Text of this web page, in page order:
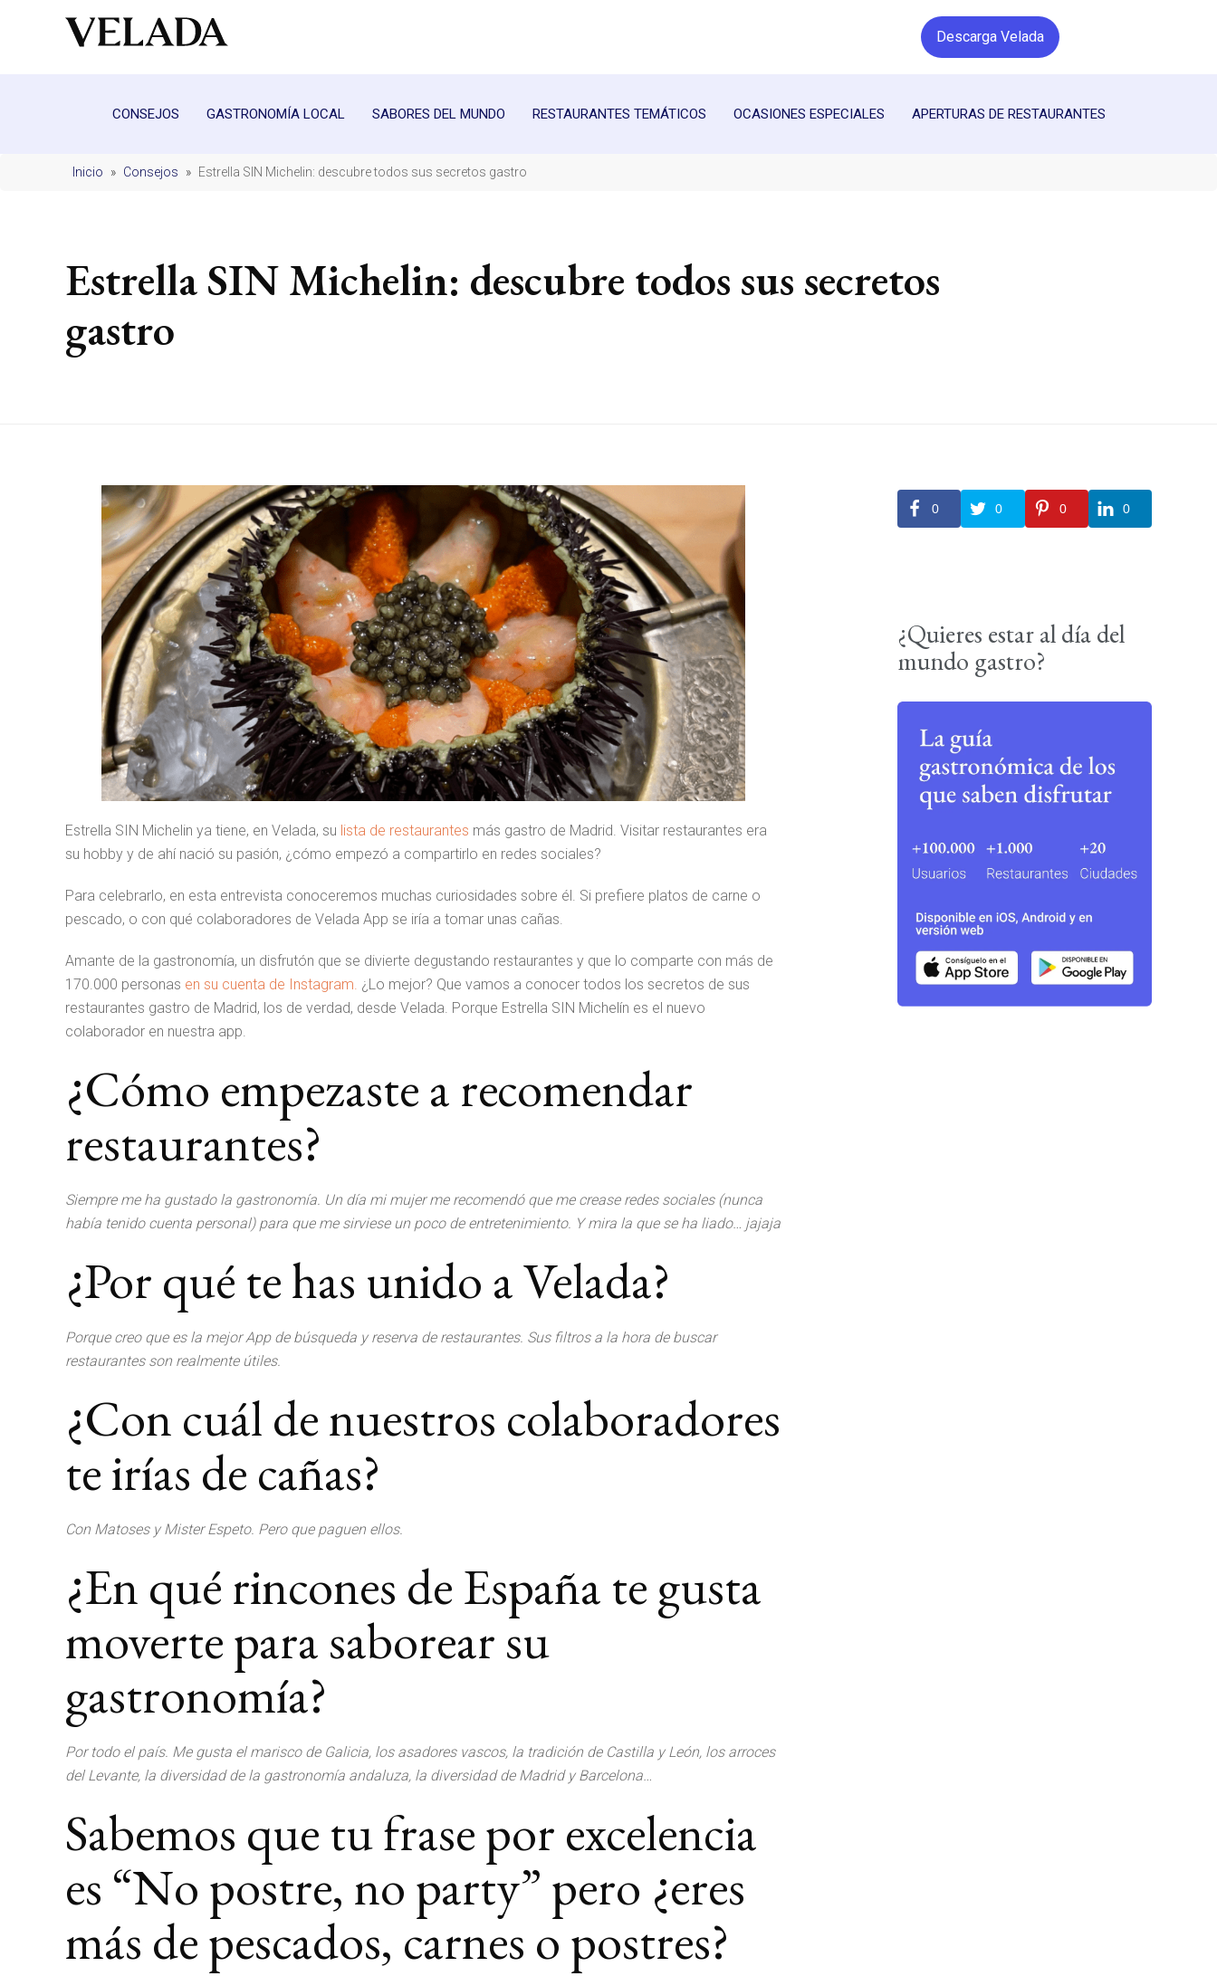
Descarga Velada
CONSEJOS GASTRONOMÍA LOCAL SABORES DEL MUNDO RESTAURANTES TEMÁTICOS OCASIONES ESPECIALES APERTURAS DE RESTAURANTES
Inicio » Consejos » Estrella SIN Michelin: descubre todos sus secretos gastro
Estrella SIN Michelin: descubre todos sus secretos
gastro
Estrella SIN Michelin ya tiene, en Velada, su lista de restaurantes más gastro de Madrid. Visitar restaurantes era
su hobby y de ahí nació su pasión, ¿cómo empezó a compartirlo en redes sociales?
Para celebrarlo, en esta entrevista conoceremos muchas curiosidades sobre él. Si prefiere platos de carne o
pescado, o con qué colaboradores de Velada App se iría a tomar unas cañas.
Amante de la gastronomía, un disfrutón que se divierte degustando restaurantes y que lo comparte con más de
170.000 personas en su cuenta de Instagram. ¿Lo mejor? Que vamos a conocer todos los secretos de sus
restaurantes gastro de Madrid, los de verdad, desde Velada. Porque Estrella SIN Michelín es el nuevo
colaborador en nuestra app.
¿Cómo empezaste a recomendar
restaurantes?
Siempre me ha gustado la gastronomía. Un día mi mujer me recomendó que me crease redes sociales (nunca
había tenido cuenta personal) para que me sirviese un poco de entretenimiento. Y mira la que se ha liado… jajaja
¿Por qué te has unido a Velada?
Porque creo que es la mejor App de búsqueda y reserva de restaurantes. Sus filtros a la hora de buscar
restaurantes son realmente útiles.
¿Con cuál de nuestros colaboradores
te irías de cañas?
Con Matoses y Mister Espeto. Pero que paguen ellos.
¿En qué rincones de España te gusta
moverte para saborear su
gastronomía?
Por todo el país. Me gusta el marisco de Galicia, los asadores vascos, la tradición de Castilla y León, los arroces
del Levante, la diversidad de la gastronomía andaluza, la diversidad de Madrid y Barcelona…
Sabemos que tu frase por excelencia
es “No postre, no party” pero ¿eres
más de pescados, carnes o postres?
0 0 0 0
¿Quieres estar al día del
mundo gastro?